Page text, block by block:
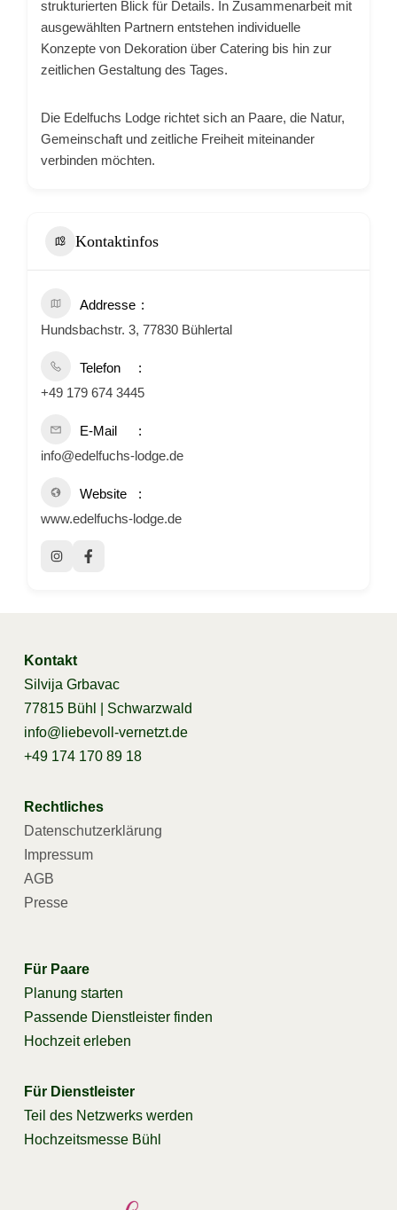
strukturierten Blick für Details. In Zusammenarbeit mit
ausgewählten Partnern entstehen individuelle
Konzepte von Dekoration über Catering bis hin zur
zeitlichen Gestaltung des Tages.
Die Edelfuchs Lodge richtet sich an Paare, die Natur,
Gemeinschaft und zeitliche Freiheit miteinander
verbinden möchten.
Kontaktinfos
Addresse
Hundsbachstr. 3, 77830 Bühlertal
Telefon
+49 179 674 3445
E-Mail
info@edelfuchs-lodge.de
Website
www.edelfuchs-lodge.de
Kontakt
Silvija Grbavac
77815 Bühl | Schwarzwald
info@liebevoll-vernetzt.de
+49 174 170 89 18
Rechtliches
Datenschutzerklärung
Impressum
AGB
Presse
Für Paare
Planung starten
Passende Dienstleister finden
Hochzeit erleben
Für Dienstleister
Teil des Netzwerks werden
Hochzeitsmesse Bühl